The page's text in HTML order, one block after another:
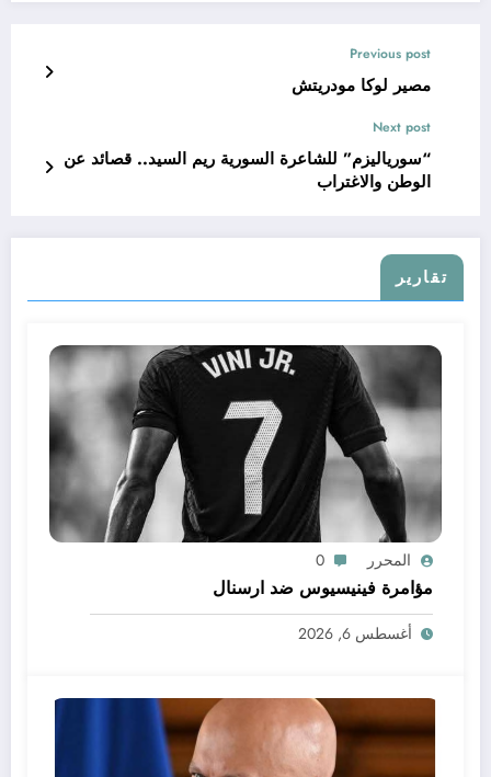
Previous post
مصير لوكا مودريتش
Next post
“سورياليزم” للشاعرة السورية ريم السيد.. قصائد عن
الوطن والاغتراب
تقارير
المحرر 0
مؤامرة فينيسيوس ضد ارسنال
أغسطس 6, 2026